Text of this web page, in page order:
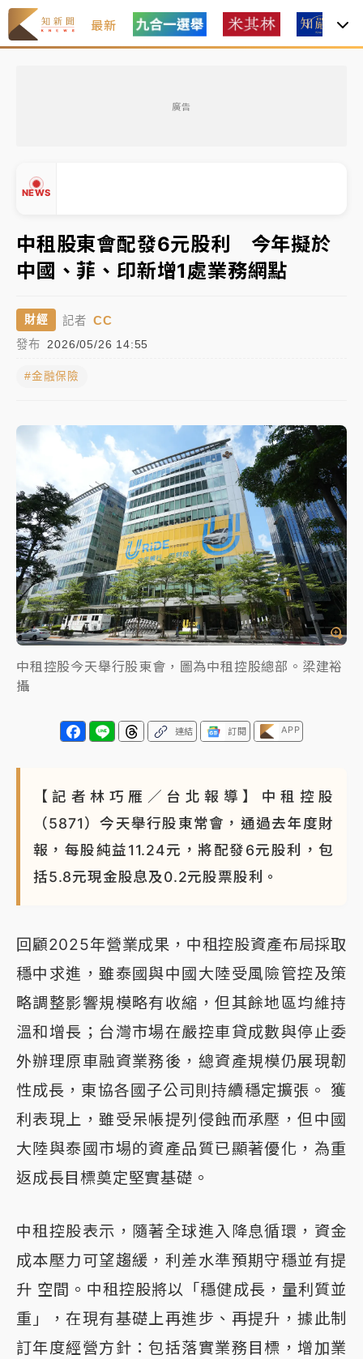
最新
廣告
NEWS
韓股最壞時期已過？大摩估去槓桿完成逾半 波動率降
至2個月低
「白海豚」雨炸新北！通報109件災情 侯友宜揭這類災
損最多
白海豚挾豪雨狂炸新北！時雨量破百毫米 水塔、雨棚
金控第2季海外曝險破31兆創高 日本年增45%居冠
韓股最壞時期已過？大摩估去槓桿完成逾半 波動率降
至2個月低
「白海豚」雨炸新北！通報109件災情 侯友宜揭這類災
損最多
白海豚挾豪雨狂炸新北！時雨量破百毫米 水塔、雨棚
砸落毀車
中租股東會配發6元股利 今年擬於
中國、菲、印新增1處業務網點
財經 記者 CC
發布 2026/05/26 14:55
#金融保險
中租控股今天舉行股東會，圖為中租控股總部。梁建裕
攝
連結 訂閱 APP
【記者林巧雁／台北報導】中租控股
（5871）今天舉行股東常會，通過去年度財
報，每股純益11.24元，將配發6元股利，包
括5.8元現金股息及0.2元股票股利。
回顧2025年營業成果，中租控股資產布局採取
穩中求進，雖泰國與中國大陸受風險管控及策
略調整影響規模略有收縮，但其餘地區均維持
溫和增長；台灣市場在嚴控車貸成數與停止委
外辦理原車融資業務後，總資產規模仍展現韌
性成長，東協各國子公司則持續穩定擴張。 獲
利表現上，雖受呆帳提列侵蝕而承壓，但中國
大陸與泰國市場的資產品質已顯著優化，為重
返成長目標奠定堅實基礎。
中租控股表示，隨著全球進入降息循環，資金
成本壓力可望趨緩，利差水準預期守穩並有提
升 空間。中租控股將以「穩健成長，量利質並
重」，在現有基礎上再進步、再提升，據此制
訂年度經營方針：包括落實業務目標，增加業